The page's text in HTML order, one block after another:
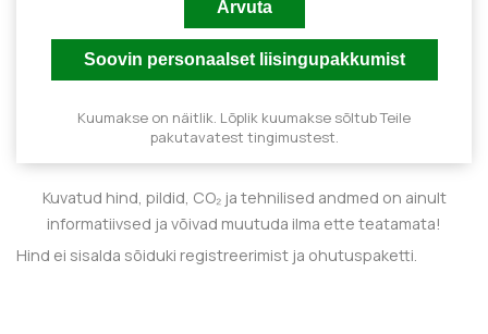
Kuumakse on näitlik. Lõplik kuumakse sõltub Teile
pakutavatest tingimustest.
Kuvatud hind, pildid, CO₂ ja tehnilised andmed on ainult
informatiivsed ja võivad muutuda ilma ette teatamata!
Hind ei sisalda sõiduki registreerimist ja ohutuspaketti.